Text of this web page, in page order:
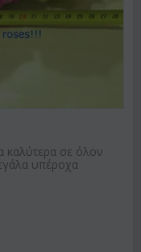
καλύτερα σε όλον
υπέροχα